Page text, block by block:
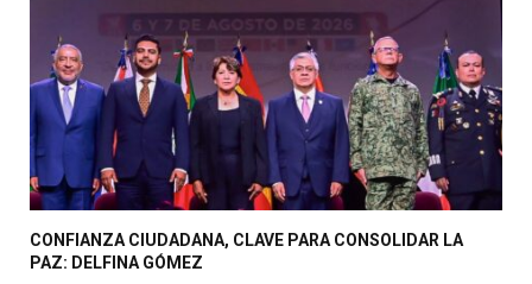
CONFIANZA CIUDADANA, CLAVE PARA CONSOLIDAR LA
PAZ: DELFINA GÓMEZ